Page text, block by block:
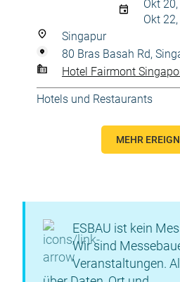
Okt
Okt
Singapur
80 Bras Basah Rd,
Hotel Fairmont
Hotels und Restaurants
MEHR
ESBAU ist kein
Wir sind
Veranstaltungen.